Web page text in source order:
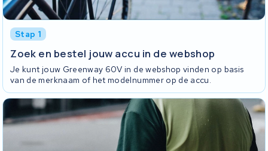
Stap 1
Zoek en bestel jouw accu in de webshop
Je kunt jouw Greenway 60V in de webshop vinden op basis
van de merknaam of het modelnummer op de accu.